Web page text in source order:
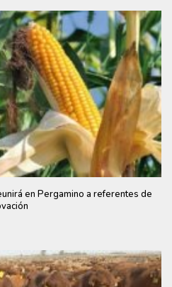
en Pergamino a referentes de